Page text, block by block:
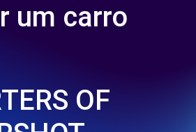
um carro
OF